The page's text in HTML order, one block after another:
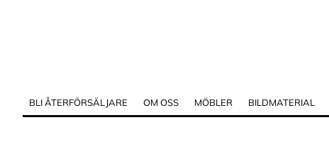
BLI ÅTERFÖRSÄLJARE OM OSS MÖBLER BILDMATERIAL